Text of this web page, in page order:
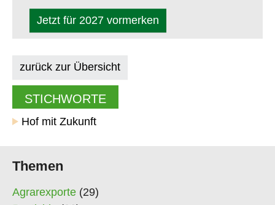
Jetzt für 2027 vormerken
zurück zur Übersicht
STICHWORTE
Hof mit Zukunft
Themen
Agrarexporte (29)